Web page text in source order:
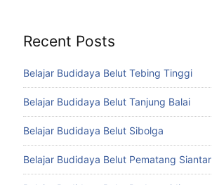
Recent Posts
Belajar Budidaya Belut Tebing Tinggi
Belajar Budidaya Belut Tanjung Balai
Belajar Budidaya Belut Sibolga
Belajar Budidaya Belut Pematang Siantar